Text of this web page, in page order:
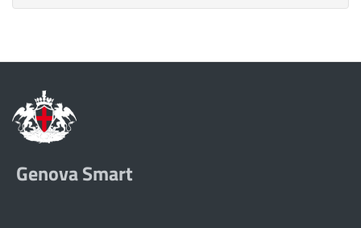
Genova Smart